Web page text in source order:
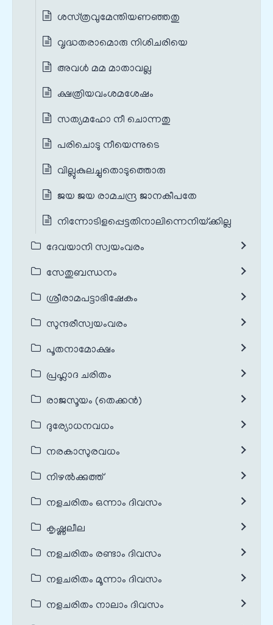
ശസ്‌ത്രവുമേന്തിയണഞ്ഞതു
വൃദ്ധതരാമൊരു നിശിചരിയെ
അവള്‍ മമ മാതാവല്ല
ക്ഷത്രിയവംശമശേഷം
സത്യമഹോ നീ ചൊന്നതു
പരിചൊടു നീയെന്നുടെ
വില്ലുകുലച്ചുതൊടുത്തൊരു
ജയ ജയ രാമചന്ദ്ര ജാനകീപതേ
നിന്നോടിളപ്പെട്ടതിനാലിന്നെനിയ്‌ക്കില്ല
ദേവയാനി സ്വയംവരം
സേതുബന്ധനം
ശ്രീരാമപട്ടാഭിഷേകം
സുന്ദരീസ്വയംവരം
പൂതനാമോക്ഷം
പ്രഹ്ലാദ ചരിതം
രാജസൂയം (തെക്കൻ)
ദുര്യോധനവധം
നരകാസുരവധം
നിഴൽക്കുത്ത്
നളചരിതം ഒന്നാം ദിവസം
കൃഷ്ണലീല
നളചരിതം രണ്ടാം ദിവസം
നളചരിതം മൂന്നാം ദിവസം
നളചരിതം നാലാം ദിവസം